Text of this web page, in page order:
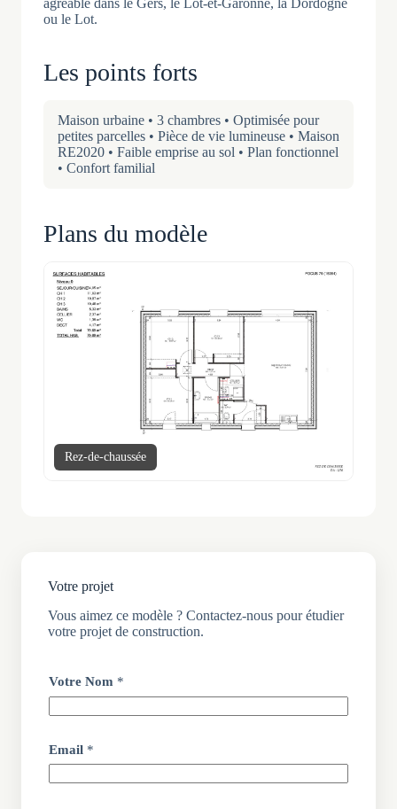
agréable dans le Gers, le Lot-et-Garonne, la Dordogne
ou le Lot.
Les points forts
Maison urbaine • 3 chambres • Optimisée pour
petites parcelles • Pièce de vie lumineuse • Maison
RE2020 • Faible emprise au sol • Plan fonctionnel
• Confort familial
Plans du modèle
Rez-de-chaussée
Votre projet
Vous aimez ce modèle ? Contactez-nous pour étudier
votre projet de construction.
Votre Nom *
Email *